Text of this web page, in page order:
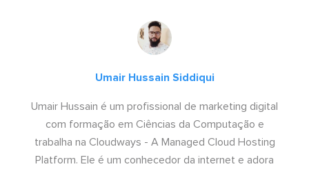
Umair Hussain Siddiqui
Umair Hussain é um profissional de marketing digital
com formação em Ciências da Computação e
trabalha na Cloudways - A Managed Cloud Hosting
Platform. Ele é um conhecedor da internet e adora